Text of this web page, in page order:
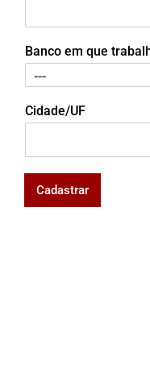
Banco em que
Cidade/UF
Cadastrar